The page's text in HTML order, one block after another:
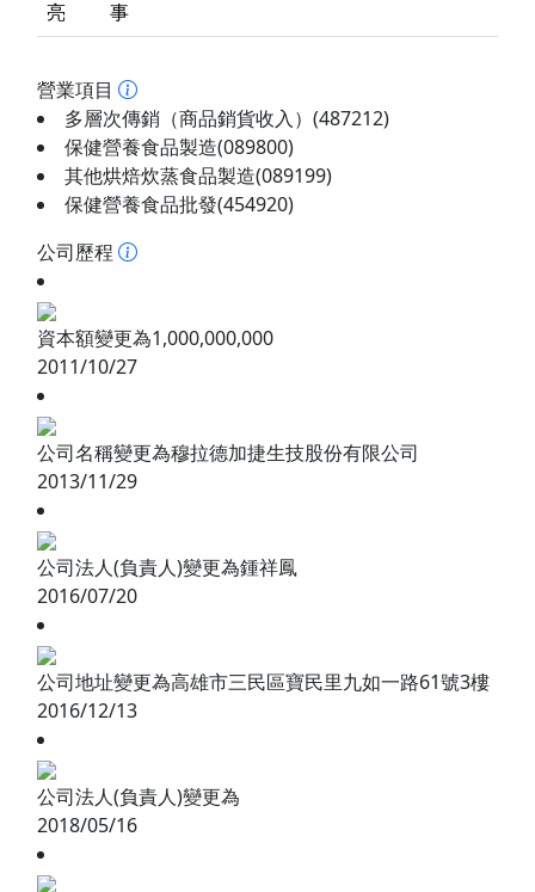
亮
事
營業項目
多層次傳銷（商品銷貨收入）(487212)
保健營養食品製造(089800)
其他烘焙炊蒸食品製造(089199)
保健營養食品批發(454920)
公司歷程
資本額變更為1,000,000,000
2011/10/27
公司名稱變更為穆拉德加捷生技股份有限公司
2013/11/29
公司法人(負責人)變更為鍾祥鳳
2016/07/20
公司地址變更為高雄市三民區寶民里九如一路61號3樓
2016/12/13
公司法人(負責人)變更為
2018/05/16